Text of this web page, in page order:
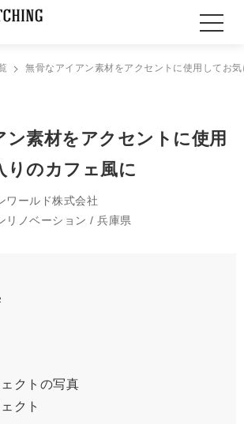
無骨なアイアン素材をアクセントに使用してお
ン素材をアクセントに使用
りのカフェ風に
ワールド株式会社
リノベーション / 兵庫県
クトの写真
クト